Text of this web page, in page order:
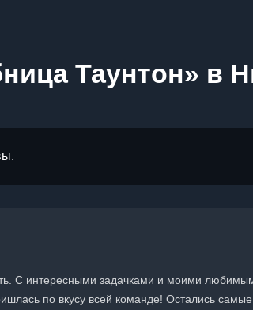
Таунтон» в
С интересными задачками и моими
по вкусу всей команде! Остались самые